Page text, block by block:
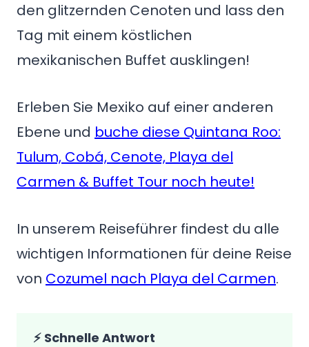
den glitzernden Cenoten und lass den
Tag mit einem köstlichen
mexikanischen Buffet ausklingen!
Erleben Sie Mexiko auf einer anderen
Ebene und buche diese Quintana Roo:
Tulum, Cobá, Cenote, Playa del
Carmen & Buffet Tour noch heute!
In unserem Reiseführer findest du alle
wichtigen Informationen für deine Reise
von Cozumel nach Playa del Carmen.
⚡ Schnelle Antwort